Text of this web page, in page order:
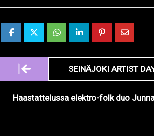
Artikkelien
navigointi
SEINÄJOKI ARTIST
Haastattelussa elektro-folk duo Junna